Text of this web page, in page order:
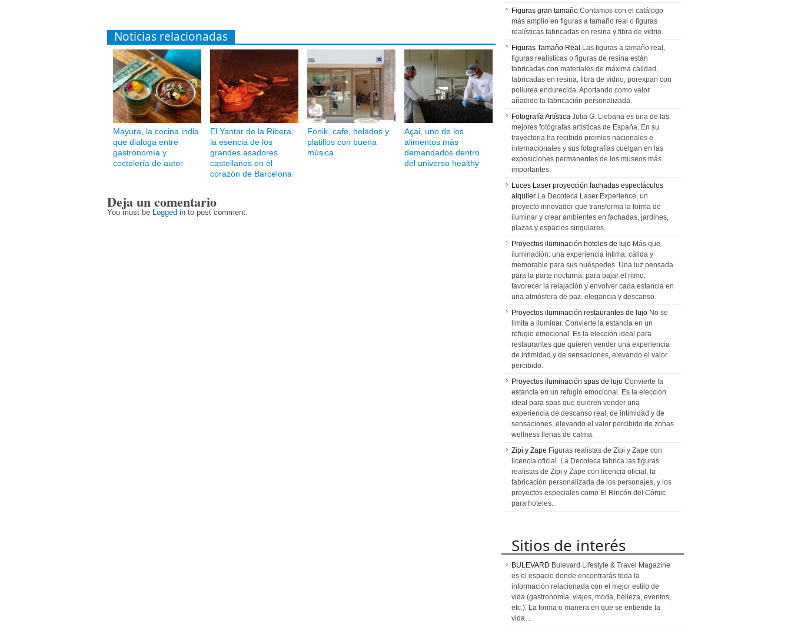
Noticias relacionadas
Mayura, la cocina india
que dialoga entre
gastronomía y
coctelería de autor
El Yantar de la Ribera,
la esencia de los
grandes asadores
castellanos en el
corazón de Barcelona
Fonik, cafe, helados y
platillos con buena
música
Açai, uno de los
alimentos más
demandados dentro
del universo healthy
Deja un comentario
You must be Logged in to post comment.
Figuras gran tamaño Contamos con el catálogo
más amplio en figuras a tamaño real o figuras
realísticas fabricadas en resina y fibra de vidrio.
Figuras Tamaño Real Las figuras a tamaño real,
figuras realísticas o figuras de resina están
fabricadas con materiales de máxima calidad,
fabricadas en resina, fibra de vidrio, porexpan con
poliurea endurecida. Aportando como valor
añadido la fabricación personalizada.
Fotografía Artística Julia G. Liebana es una de las
mejores fotógrafas artísticas de España. En su
trayectoria ha recibido premios nacionales e
internacionales y sus fotografías cuelgan en las
exposiciones permanentes de los museos más
importantes.
Luces Laser proyección fachadas espectáculos
alquiler La Decoteca Laser Experience, un
proyecto innovador que transforma la forma de
iluminar y crear ambientes en fachadas, jardines,
plazas y espacios singulares.
Proyectos iluminación hoteles de lujo Más que
iluminación: una experiencia íntima, cálida y
memorable para sus huéspedes. Una luz pensada
para la parte nocturna, para bajar el ritmo,
favorecer la relajación y envolver cada estancia en
una atmósfera de paz, elegancia y descanso.
Proyectos iluminación restaurantes de lujo No se
limita a iluminar. Convierte la estancia en un
refugio emocional. Es la elección ideal para
restaurantes que quieren vender una experiencia
de intimidad y de sensaciones, elevando el valor
percibido.
Proyectos iluminación spas de lujo Convierte la
estancia en un refugio emocional. Es la elección
ideal para spas que quieren vender una
experiencia de descanso real, de intimidad y de
sensaciones, elevando el valor percibido de zonas
wellness llenas de calma.
Zipi y Zape Figuras realistas de Zipi y Zape con
licencia oficial. La Decoteca fabrica las figuras
realistas de Zipi y Zape con licencia oficial, la
fabricación personalizada de los personajes, y los
proyectos especiales como El Rincón del Cómic
para hoteles.
Sitios de interés
BULEVARD Bulevard Lifestyle & Travel Magazine
es el espacio donde encontrarás toda la
información relacionada con el mejor estilo de
vida (gastronomia, viajes, moda, belleza, eventos,
etc.). La forma o manera en que se entiende la
vida…